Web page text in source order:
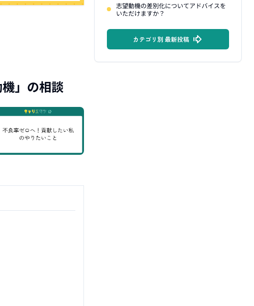
」の相談
志望動機の差別化についてアドバイスを
いただけますか？
カテゴリ別 最新投稿